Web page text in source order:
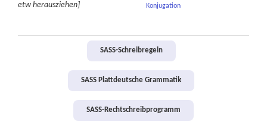
etw herausziehen]
Konjugation
SASS-Schreibregeln
SASS Plattdeutsche Grammatik
SASS-Rechtschreibprogramm